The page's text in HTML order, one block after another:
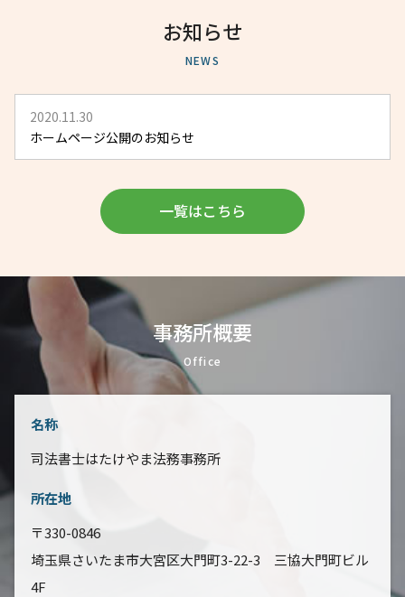
お知らせ
NEWS
2020.11.30
ホームページ公開のお知らせ
一覧はこちら
事務所概要
Office
名称
司法書士はたけやま法務事務所
所在地
〒330-0846
埼玉県さいたま市大宮区大門町3-22-3 三協大門町ビル
4F